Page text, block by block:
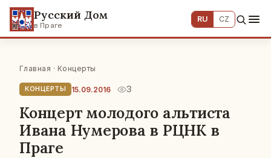
Русский Дом
в Праге
RU CZ
Главная · Концерты
КОНЦЕРТЫ 15.09.2016 3
Концерт молодого альтиста
Ивана Нумерова в РЦНК в
Праге